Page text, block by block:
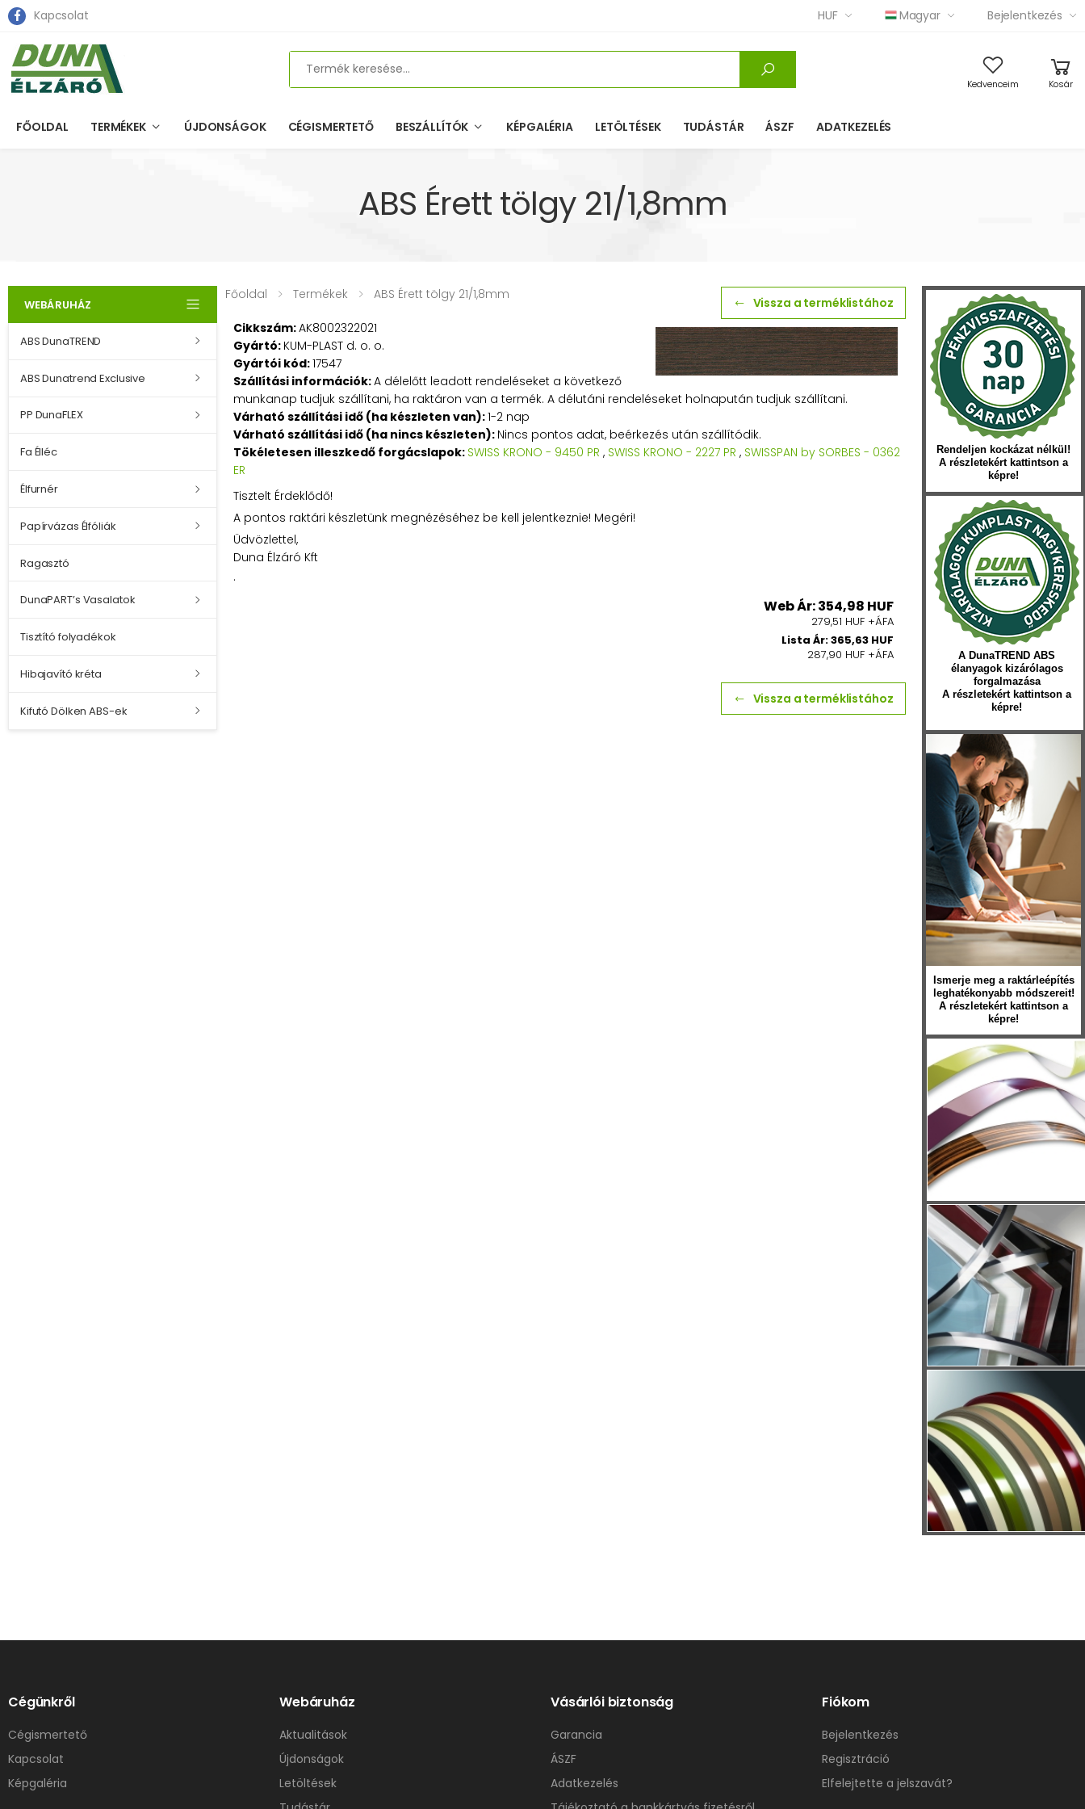
Kapcsolat HUF Magyar Bejelentkezés
Search
Kedvenceim Kosár
FŐOLDAL TERMÉKEK ÚJDONSÁGOK CÉGISMERTETŐ BESZÁLLÍTÓK KÉPGALÉRIA LETÖLTÉSEK TUDÁSTÁR ÁSZF ADATKEZELÉS
ABS Érett tölgy 21/1,8mm
WEBÁRUHÁZ
ABS DunaTREND
ABS Dunatrend Exclusive
PP DunaFLEX
Fa Élléc
Élfurnér
Papírvázas Élfóliák
Ragasztó
DunaPART’s Vasalatok
Tisztító folyadékok
Hibajavító kréta
Kifutó Dölken ABS-ek
Főoldal Termékek ABS Érett tölgy 21/1,8mm
Vissza a terméklistához
Cikkszám:AK8002322021
Gyártó: KUM-PLAST d. o. o.
Gyártói kód:17547
Szállítási információk:A délelőtt leadott rendeléseket a következő
munkanap tudjuk szállítani, ha raktáron van a termék. A délutáni rendeléseket holnapután tudjuk szállítani.
Várható szállítási idő (ha készleten van):1-2 nap
Várható szállítási idő (ha nincs készleten): Nincs pontos adat, beérkezés után szállítódik.
Tökéletesen illeszkedő forgácslapok: SWISS KRONO - 9450 PR , SWISS KRONO - 2227 PR , SWISSPAN by SORBES - 0362
ER
Tisztelt Érdeklődő!
A pontos raktári készletünk megnézéséhez be kell jelentkeznie! Megéri!
Üdvözlettel,
Duna Élzáró Kft
.
Web Ár: 354,98 HUF
279,51 HUF +ÁFA
Lista Ár: 365,63 HUF
287,90 HUF +ÁFA
Vissza a terméklistához
Rendeljen kockázat nélkül!
A részletekért kattintson a
képre!
A DunaTREND ABS
élanyagok kizárólagos
forgalmazása
A részletekért kattintson a
képre!
Ismerje meg a raktárleépítés
leghatékonyabb módszereit!
A részletekért kattintson a
képre!
Cégünkről
Cégismertető
Kapcsolat
Képgaléria
Webáruház
Aktualitások
Újdonságok
Letöltések
Vásárlói biztonság
Garancia
ÁSZF
Adatkezelés
Fiókom
Bejelentkezés
Regisztráció
Elfelejtette a jelszavát?